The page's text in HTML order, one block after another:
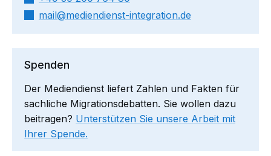
mail​
mediendienst-integration.de
Spenden
Der Mediendienst liefert Zahlen und Fakten für
sachliche Migrationsdebatten. Sie wollen dazu
beitragen? Unterstützen Sie unsere Arbeit mit
Ihrer Spende.